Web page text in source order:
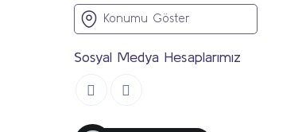
Konumu Göster
Sosyal Medya Hesaplarımız